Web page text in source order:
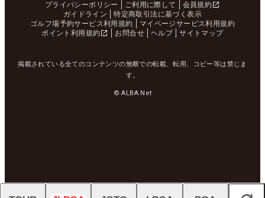
プライバシーポリシー
ご利用に際して
会員規約
ガイドライン
特定商取引法に基づく表示
ゴルフ場予約サービス利用規約
マイページサービス利用規約
ポイント利用規約
お問合せ ヘルプ サイトマップ
掲載されている全てのコンテンツの無断での転載、転用、コピー等は禁じま
す。
© ALBA Net